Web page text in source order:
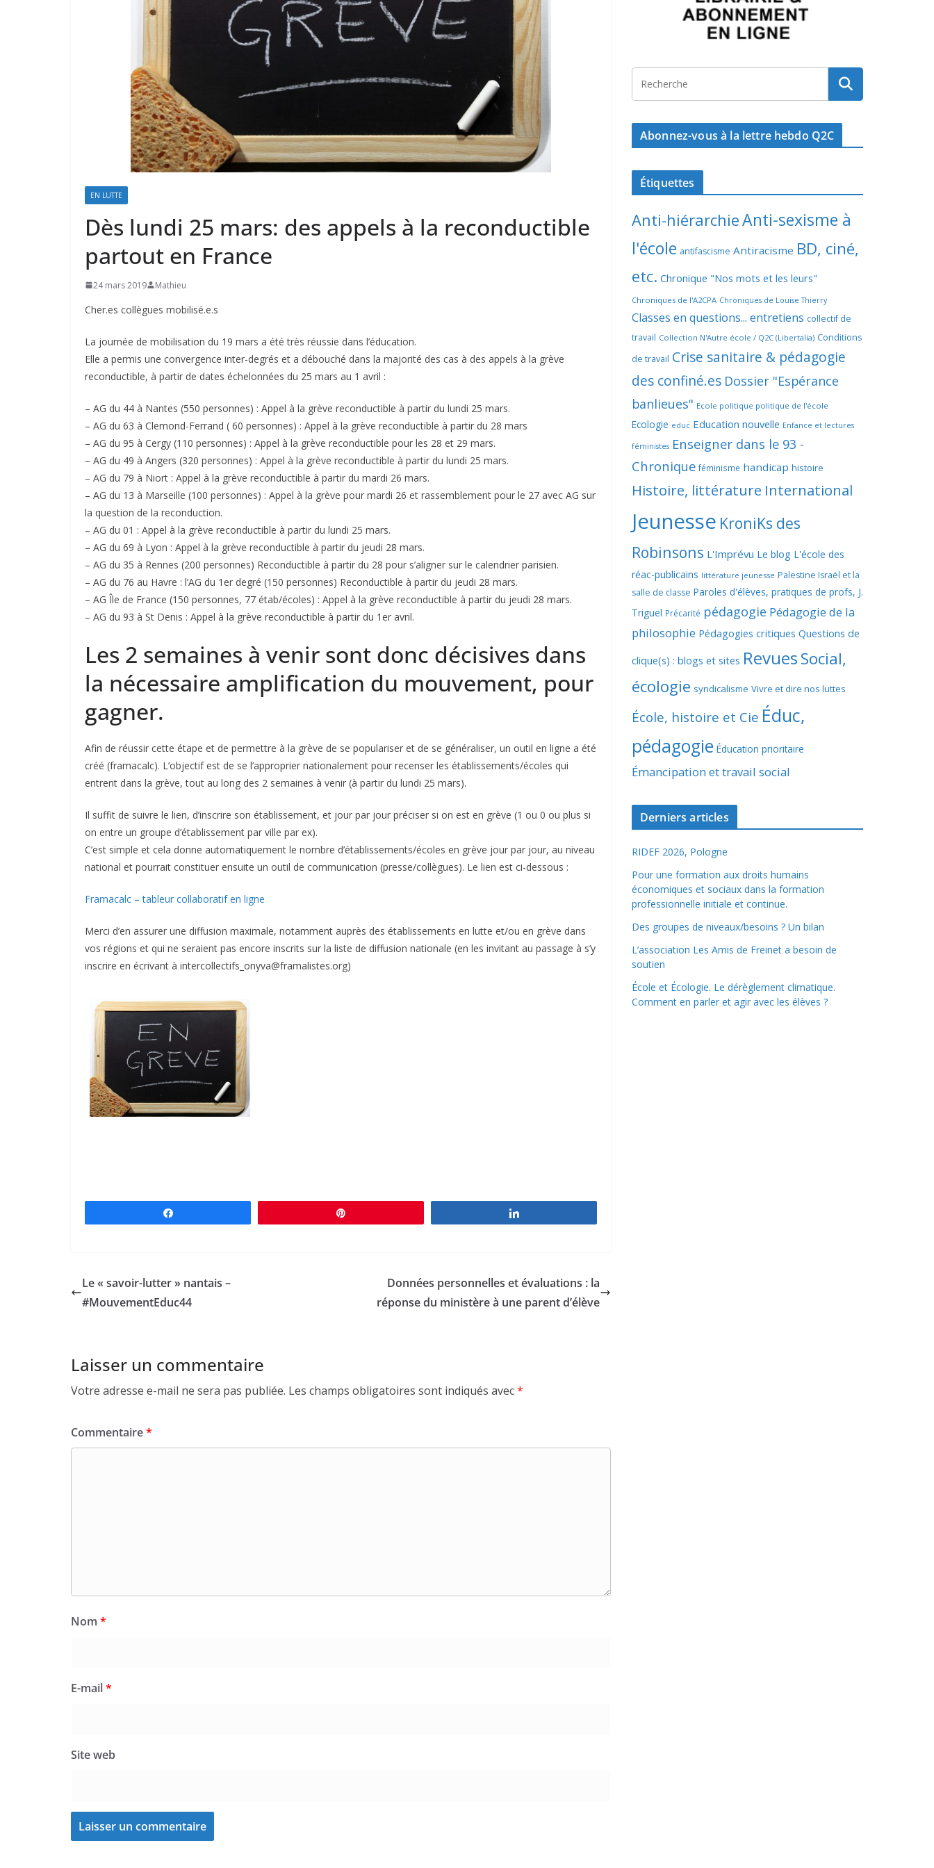
EN LUTTE
Dès lundi 25 mars: des appels à la reconductible
partout en France
24 mars 2019 Mathieu
Cher.es collègues mobilisé.e.s
La journée de mobilisation du 19 mars a été très réussie dans l’éducation.
Elle a permis une convergence inter-degrés et a débouché dans la majorité des cas à des appels à la grève
reconductible, à partir de dates échelonnées du 25 mars au 1 avril :
– AG du 44 à Nantes (550 personnes) : Appel à la grève reconductible à partir du lundi 25 mars.
– AG du 63 à Clemond-Ferrand ( 60 personnes) : Appel à la grève reconductible à partir du 28 mars
– AG du 95 à Cergy (110 personnes) : Appel à la grève reconductible pour les 28 et 29 mars.
– AG du 49 à Angers (320 personnes) : Appel à la grève reconductible à partir du lundi 25 mars.
– AG du 79 à Niort : Appel à la grève reconductible à partir du mardi 26 mars.
– AG du 13 à Marseille (100 personnes) : Appel à la grève pour mardi 26 et rassemblement pour le 27 avec AG sur
la question de la reconduction.
– AG du 01 : Appel à la grève reconductible à partir du lundi 25 mars.
– AG du 69 à Lyon : Appel à la grève reconductible à partir du jeudi 28 mars.
– AG du 35 à Rennes (200 personnes) Reconductible à partir du 28 pour s’aligner sur le calendrier parisien.
– AG du 76 au Havre : l’AG du 1er degré (150 personnes) Reconductible à partir du jeudi 28 mars.
– AG Île de France (150 personnes, 77 étab/écoles) : Appel à la grève reconductible à partir du jeudi 28 mars.
– AG du 93 à St Denis : Appel à la grève reconductible à partir du 1er avril.
Les 2 semaines à venir sont donc décisives dans
la nécessaire amplification du mouvement, pour
gagner.
Afin de réussir cette étape et de permettre à la grève de se populariser et de se généraliser, un outil en ligne a été
créé (framacalc). L’objectif est de se l’approprier nationalement pour recenser les établissements/écoles qui
entrent dans la grève, tout au long des 2 semaines à venir (à partir du lundi 25 mars).
Il suffit de suivre le lien, d’inscrire son établissement, et jour par jour préciser si on est en grève (1 ou 0 ou plus si
on entre un groupe d’établissement par ville par ex).
C’est simple et cela donne automatiquement le nombre d’établissements/écoles en grève jour par jour, au niveau
national et pourrait constituer ensuite un outil de communication (presse/collègues). Le lien est ci-dessous :
Framacalc – tableur collaboratif en ligne
Merci d’en assurer une diffusion maximale, notamment auprès des établissements en lutte et/ou en grève dans
vos régions et qui ne seraient pas encore inscrits sur la liste de diffusion nationale (en les invitant au passage à s’y
inscrire en écrivant à intercollectifs_onyva@framalistes.org)
Le « savoir-lutter » nantais –
#MouvementEduc44
Données personnelles et évaluations : la
réponse du ministère à une parent d’élève
Laisser un commentaire
Votre adresse e-mail ne sera pas publiée. Les champs obligatoires sont indiqués avec*
Commentaire*
Nom *
E-mail*
Site web
Abonnez-vous à la lettre hebdo Q2C
Étiquettes
Anti-hiérarchieAnti-sexisme à
l'école antifascisme Antiracisme BD, ciné,
etc. Chronique "Nos mots et les leurs"
Chroniques de l'A2CPA Chroniques de Louise Thierry
Classes en questions... entretiens collectif de
travail Collection N'Autre école / Q2C (Libertalia) Conditions
de travail Crise sanitaire & pédagogie
des confiné.es Dossier "Espérance
banlieues" Ecole politique politique de l'école
Ecologie educ Education nouvelle Enfance et lectures
féministes Enseigner dans le 93 -
Chronique féminisme handicap histoire
Histoire, littérature International
Jeunesse KroniKs des
Robinsons L'Imprévu Le blog L'école des
réac-publicains littérature jeunesse Palestine Israël et la
salle de classe Paroles d'élèves, pratiques de profs, J.
Triguel Précarité pédagogie Pédagogie de la
philosophie Pédagogies critiques Questions de
clique(s) : blogs et sites RevuesSocial,
écologie syndicalisme Vivre et dire nos luttes
École, histoire et Cie Éduc,
pédagogie Éducation prioritaire
Émancipation et travail social
Derniers articles
RIDEF 2026, Pologne
Pour une formation aux droits humains
économiques et sociaux dans la formation
professionnelle initiale et continue.
Des groupes de niveaux/besoins ? Un bilan
L’association Les Amis de Freinet a besoin de
soutien
École et Écologie. Le dérèglement climatique.
Comment en parler et agir avec les élèves ?